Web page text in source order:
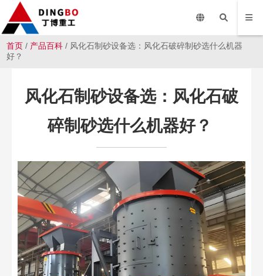
首页 / 产品百科 / 风化石制砂设备选：风化石破碎制砂选什么机器
好？
风化石制砂设备选：风化石破
碎制砂选什么机器好？